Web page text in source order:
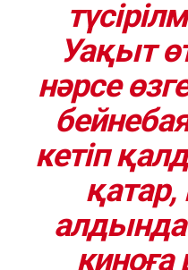
Уақыт
нәрсе
кетіп
қатар,